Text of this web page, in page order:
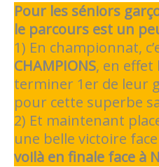
Pour les séniors
le parcours est un
1) En championnat,
CHAMPIONS, en effet
terminer 1er de leur
pour cette superbe
2) Et maintenant
une belle victoire
voilà en finale face à